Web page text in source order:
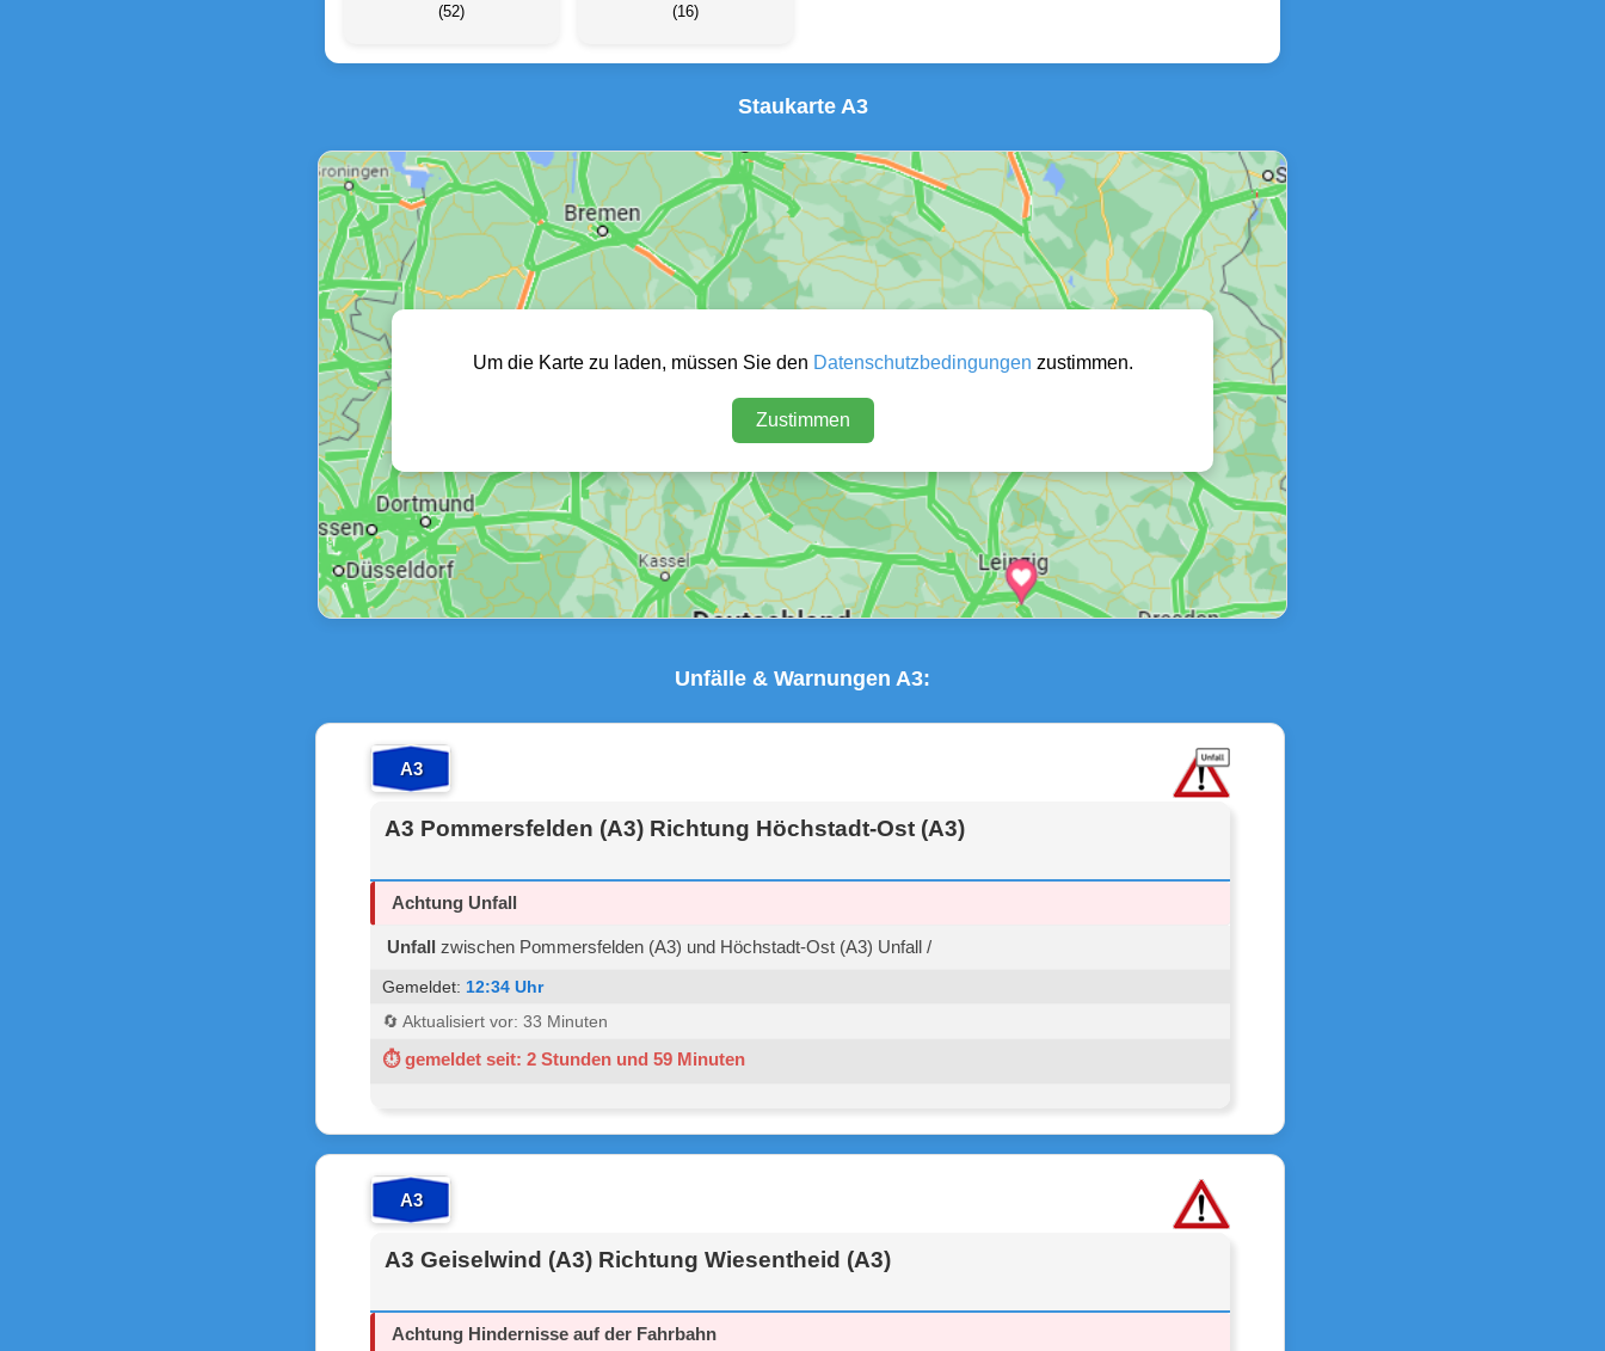
(52) (16)
Staukarte A3
Um die Karte zu laden, müssen Sie den Datenschutzbedingungen zustimmen.
Zustimmen
Unfälle & Warnungen A3:
A3
A3 Pommersfelden (A3) Richtung Höchstadt-Ost (A3)
Achtung Unfall
Unfall zwischen Pommersfelden (A3) und Höchstadt-Ost (A3) Unfall /
Gemeldet: 12:34 Uhr
🔄 Aktualisiert vor: 33 Minuten
⏱ gemeldet seit: 2 Stunden und 59 Minuten
A3
A3 Geiselwind (A3) Richtung Wiesentheid (A3)
Achtung Hindernisse auf der Fahrbahn